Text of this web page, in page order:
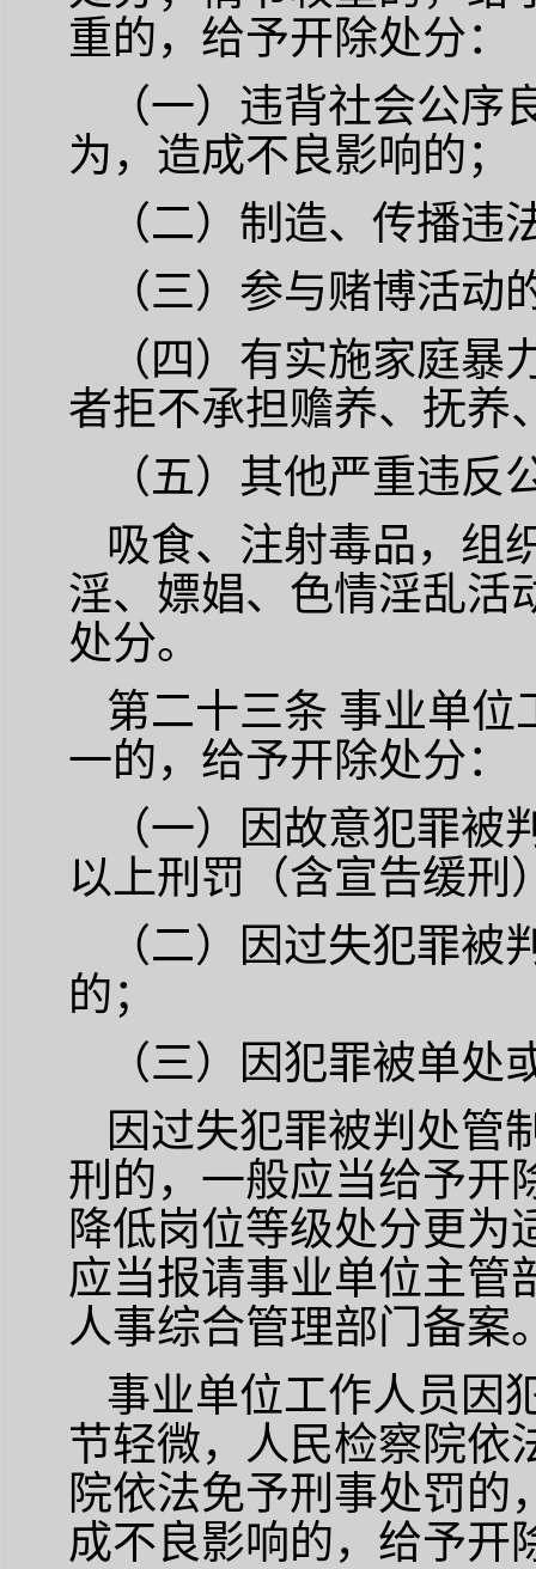
重的，给予开除处分：
（一）违背社会公
为，造成不良影响的；
（二）制造、传播违
（三）参与赌博活动
（四）有实施家庭
者拒不承担赡养、抚养
（五）其他严重违
吸食、注射毒品，组
淫、嫖娼、色情淫乱活
处分。
第二十三条 事业单位
一的，给予开除处分：
（一）因故意犯罪
以上刑罚（含宣告缓刑
（二）因过失犯罪
的；
（三）因犯罪被单
因过失犯罪被判处管
刑的，一般应当给予开
降低岗位等级处分更为
应当报请事业单位主管
人事综合管理部门备案
事业单位工作人员因
节轻微，人民检察院依
院依法免予刑事处罚的
成不良影响的，给予开